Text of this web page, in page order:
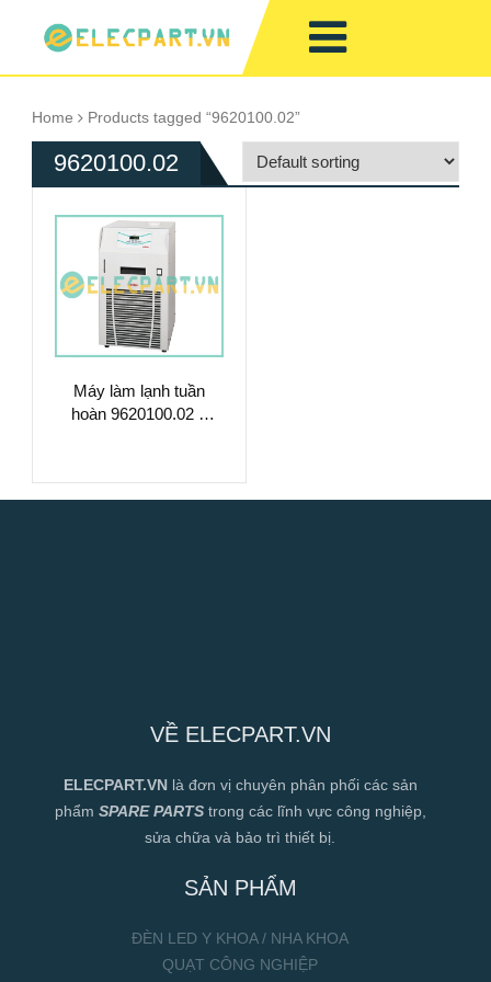
Home Products tagged “9620100.02”
9620100.02
Máy làm lạnh tuần
hoàn 9620100.02 –
VỀ ELECPART.VN
ELECPART.VN là đơn vị chuyên phân phối các sản
phẩm SPARE PARTStrong các lĩnh vực công nghiệp,
sửa chữa và bảo trì thiết bị.
SẢN PHẨM
ĐÈN LED Y KHOA / NHA KHOA
QUẠT CÔNG NGHIỆP